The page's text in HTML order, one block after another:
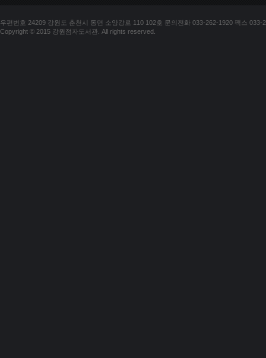
우편번호 24209 강원도 춘천시 동면 소양강로 110 102호 문의전화 033-262-1920 팩스 033-
Copyright © 2015 강원점자도서관. All rights reserved.